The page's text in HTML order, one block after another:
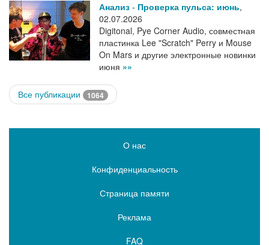
Анализ - Проверка пульса: июнь,
02.07.2026
Digitonal, Pye Corner Audio, совместная
пластинка Lee "Scratch" Perry и Mouse
On Mars и другие электронные новинки
июня »»
Все публикации 1064
О нас
Конфиденциальность
Страница памяти
Реклама
FAQ